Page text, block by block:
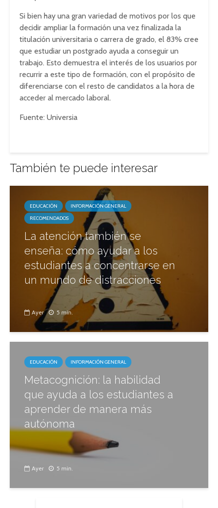
Si bien hay una gran variedad de motivos por los que
decidir ampliar la formación una vez finalizada la
titulación universitaria o carrera de grado, el 83% cree
que estudiar un postgrado ayuda a conseguir un
trabajo. Esto demuestra el interés de los usuarios por
recurrir a este tipo de formación, con el propósito de
diferenciarse con el resto de candidatos a la hora de
acceder al mercado laboral.
Fuente: Universia
También te puede interesar
EDUCACIÓN
INFORMACIÓN GENERAL
RECOMENDADOS
La atención también se
enseña: cómo ayudar a los
estudiantes a concentrarse en
un mundo de distracciones
Ayer 5 min.
EDUCACIÓN INFORMACIÓN GENERAL
Metacognición: la habilidad
que ayuda a los estudiantes a
aprender de manera más
autónoma
Ayer 5 min.